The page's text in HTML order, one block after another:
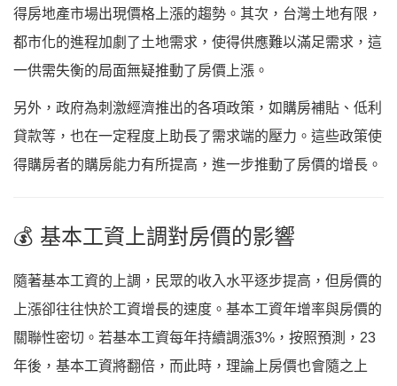
得房地產市場出現價格上漲的趨勢。其次，台灣土地有限，
都市化的進程加劇了土地需求，使得供應難以滿足需求，這
一供需失衡的局面無疑推動了房價上漲。
另外，政府為刺激經濟推出的各項政策，如購房補貼、低利
貸款等，也在一定程度上助長了需求端的壓力。這些政策使
得購房者的購房能力有所提高，進一步推動了房價的增長。
💰 基本工資上調對房價的影響
隨著基本工資的上調，民眾的收入水平逐步提高，但房價的
上漲卻往往快於工資增長的速度。基本工資年增率與房價的
關聯性密切。若基本工資每年持續調漲3%，按照預測，23
年後，基本工資將翻倍，而此時，理論上房價也會隨之上